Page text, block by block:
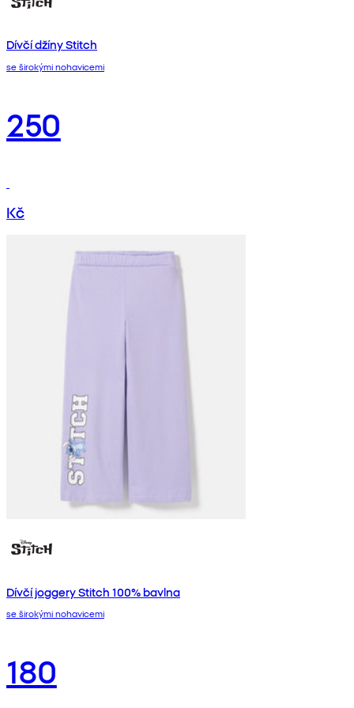
Dívčí džíny Stitch
se širokými nohavicemi
250
Kč
Dívčí joggery Stitch 100% bavlna
se širokými nohavicemi
180